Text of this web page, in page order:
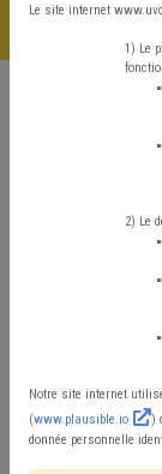
Enquête de
Etat
de
de
Mis en ligne le 26
Le site internet
1) Le
2) Le
Notre site internet
(www.plausible.io
)
donnée personnelle